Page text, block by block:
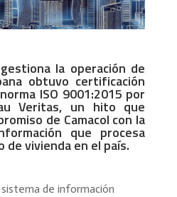
la operación de
obtuvo certificación
ISO 9001:2015 por
Veritas, un hito que
de Camacol con la
que procesa
de vivienda en el país.
de información